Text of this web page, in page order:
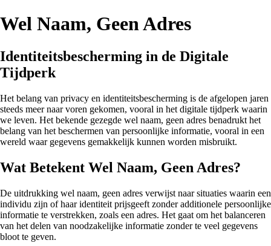
Wel Naam, Geen Adres
Identiteitsbescherming in de Digitale
Tijdperk
Het belang van privacy en identiteitsbescherming is de afgelopen jaren
steeds meer naar voren gekomen, vooral in het digitale tijdperk waarin
we leven. Het bekende gezegde wel naam, geen adres benadrukt het
belang van het beschermen van persoonlijke informatie, vooral in een
wereld waar gegevens gemakkelijk kunnen worden misbruikt.
Wat Betekent Wel Naam, Geen Adres?
De uitdrukking wel naam, geen adres verwijst naar situaties waarin een
individu zijn of haar identiteit prijsgeeft zonder additionele persoonlijke
informatie te verstrekken, zoals een adres. Het gaat om het balanceren
van het delen van noodzakelijke informatie zonder te veel gegevens
bloot te geven.